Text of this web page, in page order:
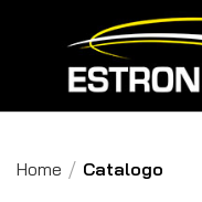
Home Catalogo